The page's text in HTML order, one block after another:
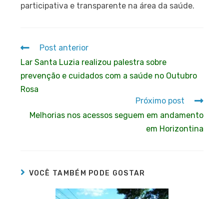
participativa e transparente na área da saúde.
Post anterior
Lar Santa Luzia realizou palestra sobre
prevenção e cuidados com a saúde no Outubro
Rosa
Próximo post
Melhorias nos acessos seguem em andamento
em Horizontina
VOCÊ TAMBÉM PODE GOSTAR